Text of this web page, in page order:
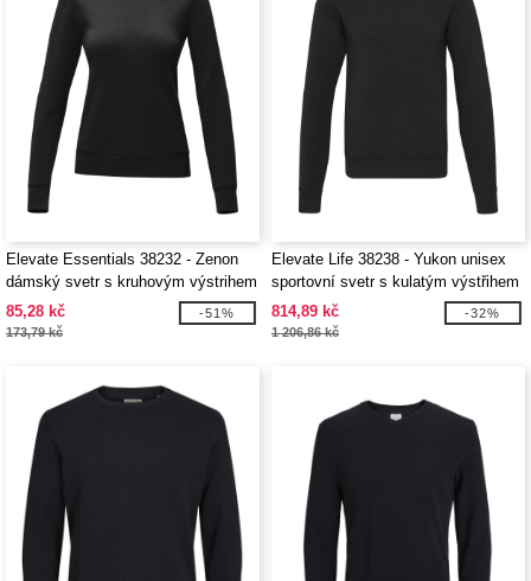
Elevate Essentials 38232 - Zenon
dámský svetr s kruhovým výstrihem
85,28 kč
173,79 kč
-51%
Elevate Life 38238 - Yukon unisex
sportovní svetr s kulatým výstřihem
814,89 kč
1 206,86 kč
-32%